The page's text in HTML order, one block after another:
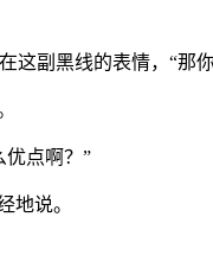
这副黑线的表情，“那
优点啊？”
地说。